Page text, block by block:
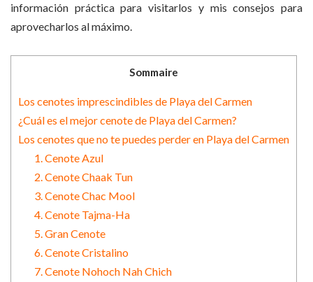
información práctica para visitarlos y mis consejos para
aprovecharlos al máximo.
Sommaire
Los cenotes imprescindibles de Playa del Carmen
¿Cuál es el mejor cenote de Playa del Carmen?
Los cenotes que no te puedes perder en Playa del Carmen
1. Cenote Azul
2. Cenote Chaak Tun
3. Cenote Chac Mool
4. Cenote Tajma-Ha
5. Gran Cenote
6. Cenote Cristalino
7. Cenote Nohoch Nah Chich